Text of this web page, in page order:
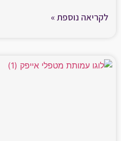
לקריאה נוספת »